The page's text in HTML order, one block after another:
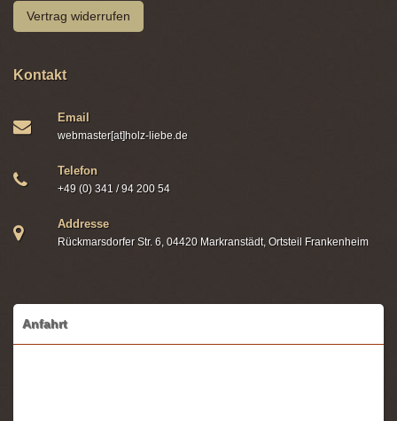
Vertrag widerrufen
Kontakt
Email
webmaster[at]holz-liebe.de
Telefon
+49 (0) 341 / 94 200 54
Addresse
Rückmarsdorfer Str. 6, 04420 Markranstädt, Ortsteil Frankenheim
Anfahrt